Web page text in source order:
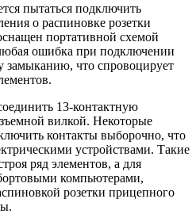
пытаться подключить
о распиновке розетки
портативной схемой
ошибка при подключении
замыканию, что спровоцирует
13-контактную
вилкой. Некоторые
контакты выборочно, что
устройствами. Такие
ряд элементов, а для
компьютерами,
розетки прицепного